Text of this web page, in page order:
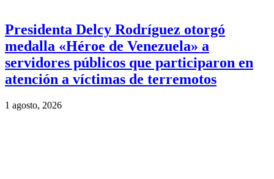
Presidenta Delcy Rodríguez otorgó
medalla «Héroe de Venezuela» a
servidores públicos que participaron en
atención a víctimas de terremotos
1 agosto, 2026